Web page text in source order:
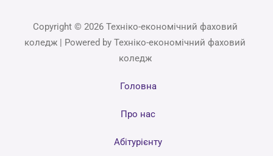
Copyright © 2026 Техніко-економічний фаховий
коледж | Powered by Техніко-економічний фаховий
коледж
Головна
Про нас
Абітурієнту